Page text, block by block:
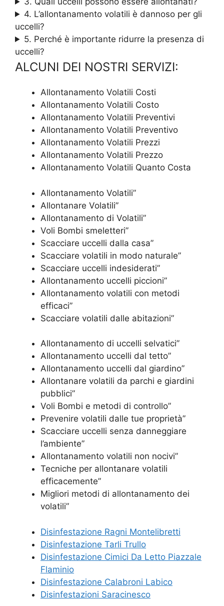
4. L’allontanamento volatili è dannoso per gli
uccelli?
5. Perché è importante ridurre la presenza di
uccelli?
ALCUNI DEI NOSTRI SERVIZI:
Allontanamento Volatili Costi
Allontanamento Volatili Costo
Allontanamento Volatili Preventivi
Allontanamento Volatili Preventivo
Allontanamento Volatili Prezzi
Allontanamento Volatili Prezzo
Allontanamento Volatili Quanto Costa
Allontanamento Volatili”
Allontanare Volatili”
Allontanamento di Volatili”
Voli Bombi smeletteri”
Scacciare uccelli dalla casa”
Scacciare volatili in modo naturale”
Scacciare uccelli indesiderati”
Allontanamento uccelli piccioni”
Allontanamento volatili con metodi
efficaci”
Scacciare volatili dalle abitazioni”
Allontanamento di uccelli selvatici”
Allontanamento uccelli dal tetto”
Allontanamento uccelli dal giardino”
Allontanare volatili da parchi e giardini
pubblici”
Voli Bombi e metodi di controllo”
Prevenire volatili dalle tue proprietà”
Scacciare uccelli senza danneggiare
l’ambiente”
Allontanamento volatili non nocivi”
Tecniche per allontanare volatili
efficacemente”
Migliori metodi di allontanamento dei
volatili”
Disinfestazione Ragni Montelibretti
Disinfestazione Tarli Trullo
Disinfestazione Cimici Da Letto Piazzale
Flaminio
Disinfestazione Calabroni Labico
Disinfestazioni Saracinesco